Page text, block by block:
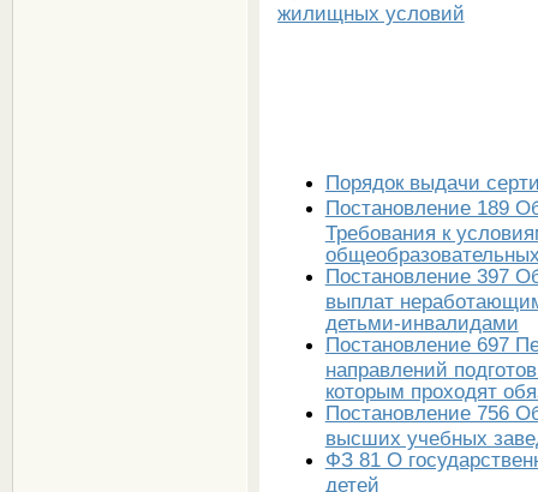
жилищных условий
Порядок выдачи
Постановление 189
Требования к
Постановление 397
выплат
детьми-инвалидами
Постановление 697
направлений
которым проходят
Постановление 756
высших учебных
ФЗ 81 О
детей